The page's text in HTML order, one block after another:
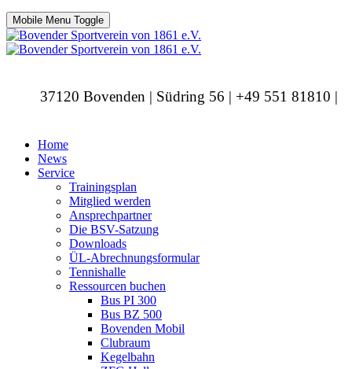
Mobile Menu Toggle
37120 Bovenden | Südring 56 | +49 551 81810 |
Home
News
Service
Trainingsplan
Mitglied werden
Ansprechpartner
Die BSV-Satzung
Downloads
ÜL-Abrechnungsformular
Tennishalle
Ressourcen buchen
Bus PI 300
Bus BZ 500
Bovenden Mobil
Clubraum
Kegelbahn